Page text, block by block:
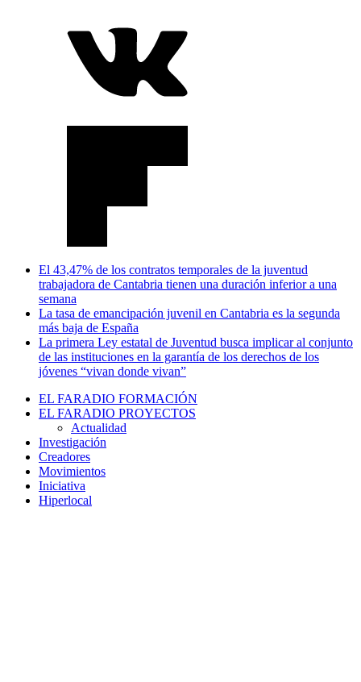
El 43,47% de los contratos temporales de la juventud
trabajadora de Cantabria tienen una duración inferior a una
semana
La tasa de emancipación juvenil en Cantabria es la segunda
más baja de España
La primera Ley estatal de Juventud busca implicar al conjunto
de las instituciones en la garantía de los derechos de los
jóvenes “vivan donde vivan”
EL FARADIO FORMACIÓN
EL FARADIO PROYECTOS
Actualidad
Investigación
Creadores
Movimientos
Iniciativa
Hiperlocal